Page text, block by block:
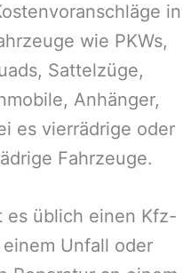
in
wie PKWs,
Sattelzüge,
Anhänger,
es vierrädrige oder
Fahrzeuge.
es üblich einen Kfz-
Unfall oder